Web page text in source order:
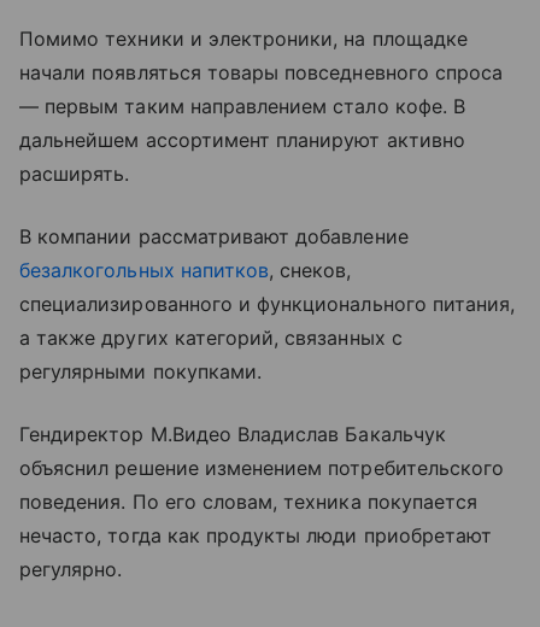
Помимо техники и электроники, на площадке
начали появляться товары повседневного спроса
— первым таким направлением стало кофе. В
дальнейшем ассортимент планируют активно
расширять.
В компании рассматривают добавление
безалкогольных напитков, снеков,
специализированного и функционального питания,
а также других категорий, связанных с
регулярными покупками.
Гендиректор М.Видео Владислав Бакальчук
объяснил решение изменением потребительского
поведения. По его словам, техника покупается
нечасто, тогда как продукты люди приобретают
регулярно.